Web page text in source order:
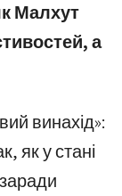
Малхут
а
винахід»:
як у стані